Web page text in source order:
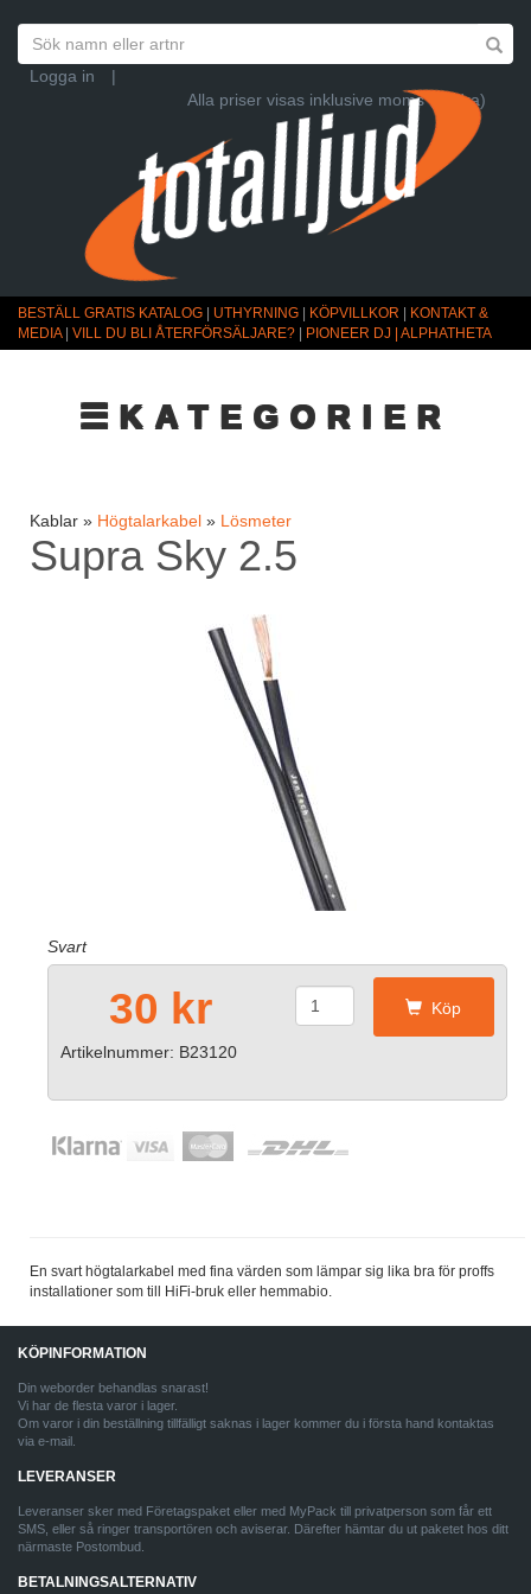
Logga in
|
Alla priser visas inklusive moms (Ändra)
BESTÄLL GRATIS KATALOG UTHYRNING KÖPVILLKOR
KONTAKT &
MEDIA| VILL DU BLI ÅTERFÖRSÄLJARE? PIONEER DJ | ALPHATHETA
☰KATEGORIER
Kablar » Högtalarkabel » Lösmeter
Supra Sky 2.5
Svart
30 kr Köp
Artikelnummer: B23120
En svart högtalarkabel med fina värden som lämpar sig lika bra för proffs
installationer som till HiFi-bruk eller hemmabio.
KÖPINFORMATION
Din weborder behandlas snarast!
Vi har de flesta varor i lager.
Om varor i din beställning tillfälligt saknas i lager kommer du i första hand kontaktas
via e-mail.
LEVERANSER
Leveranser sker med Företagspaket eller med MyPack till privatperson som får ett
SMS, eller så ringer transportören och aviserar. Därefter hämtar du ut paketet hos ditt
närmaste Postombud.
BETALNINGSALTERNATIV